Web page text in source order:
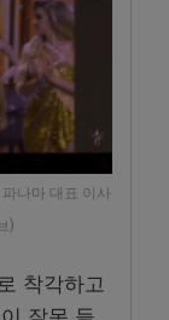
나마 대표 이사
)
착각하고